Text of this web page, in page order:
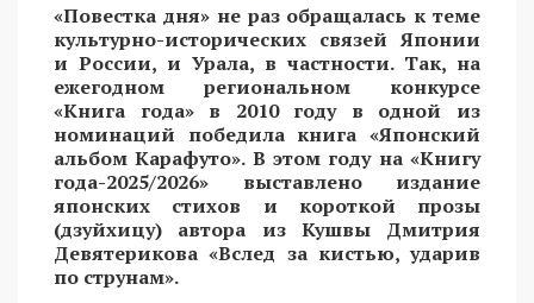
«Повестка дня» не раз обращалась к теме
культурно-исторических связей Японии
и России, и Урала, в частности. Так, на
ежегодном региональном конкурсе
«Книга года» в 2010 году в одной из
номинаций победила книга «Японский
альбом Карафуто». В этом году на «Книгу
года-2025/2026» выставлено издание
японских стихов и короткой прозы
(дзуйхицу) автора из Кушвы Дмитрия
Девятерикова «Вслед за кистью, ударив
по струнам».